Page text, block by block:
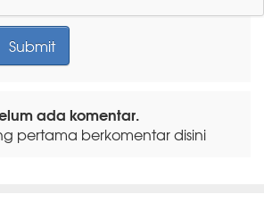
ada komentar.
pertama berkomentar disini